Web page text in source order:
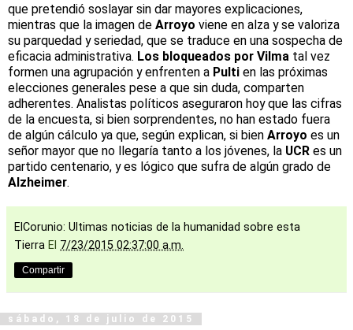
que pretendió soslayar sin dar mayores explicaciones,
mientras que la imagen de Arroyo viene en alza y se valoriza
su parquedad y seriedad, que se traduce en una sospecha de
eficacia administrativa. Los bloqueados por Vilma tal vez
formen una agrupación y enfrenten a Pulti en las próximas
elecciones generales pese a que sin duda, comparten
adherentes. Analistas políticos aseguraron hoy que las cifras
de la encuesta, si bien sorprendentes, no han estado fuera
de algún cálculo ya que, según explican, si bien Arroyo es un
señor mayor que no llegaría tanto a los jóvenes, la UCR es un
partido centenario, y es lógico que sufra de algún grado de
Alzheimer.
ElCorunio: Ultimas noticias de la humanidad sobre esta
Tierra El 7/23/2015 02:37:00 a.m.
Compartir
sábado, 18 de julio de 2015